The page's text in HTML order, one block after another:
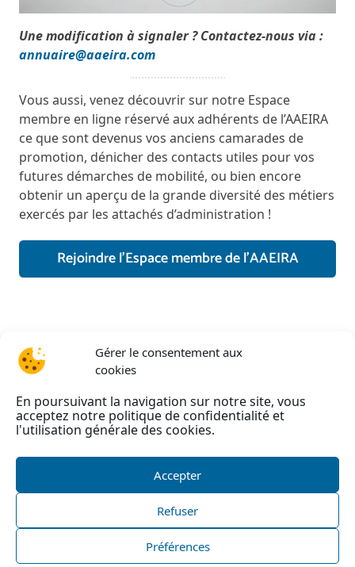
Gérer le consentement aux
cookies
En poursuivant la navigation sur notre site, vous
acceptez notre politique de confidentialité et
l'utilisation générale des cookies.
Accepter
Refuser
Préférences
Une modification à signaler ? Contactez-nous via :
annuaire@aaeira.com
Vous aussi, venez découvrir sur notre Espace
membre en ligne réservé aux adhérents de l’AAEIRA
ce que sont devenus vos anciens camarades de
promotion, dénicher des contacts utiles pour vos
futures démarches de mobilité, ou bien encore
obtenir un aperçu de la grande diversité des métiers
exercés par les attachés d’administration !
Rejoindre l’Espace membre de l’AAEIRA
©AAEIRA2026 –Mentions légales–Politique de
Politique de cookies
contacter| Site internet réalisé par l’agence webHe-